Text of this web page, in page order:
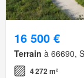
16 500 €
Terrain à 66690,
4 272 m²